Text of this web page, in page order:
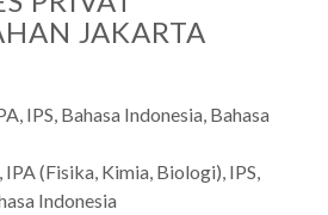
JAKARTA
IPS, Bahasa Indonesia, Bahasa
(Fisika, Kimia, Biologi), IPS,
Indonesia